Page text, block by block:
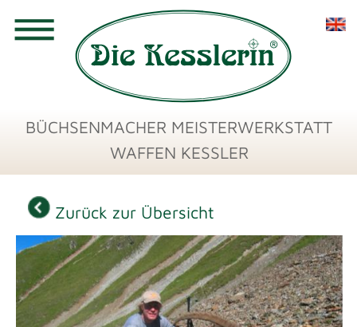
Zurück zur Übersicht
BÜCHSENMACHER MEISTERWERKSTATT